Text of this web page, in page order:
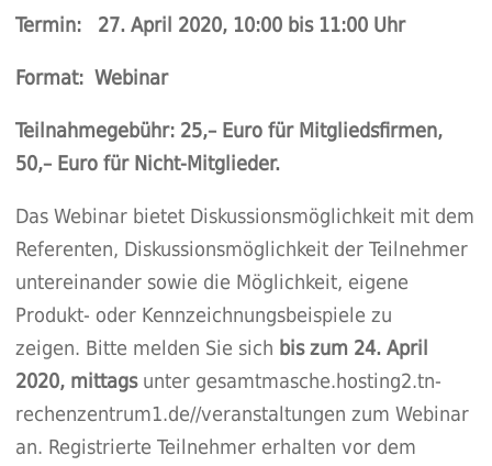
Termin: 27. April 2020, 10:00 bis 11:00 Uhr
Format: Webinar
Teilnahmegebühr: 25,– Euro für Mitgliedsfirmen,
50,– Euro für Nicht-Mitglieder.
Das Webinar bietet Diskussionsmöglichkeit mit dem
Referenten, Diskussionsmöglichkeit der Teilnehmer
untereinander sowie die Möglichkeit, eigene
Produkt- oder Kennzeichnungsbeispiele zu
zeigen. Bitte melden Sie sich bis zum 24. April
2020, mittagsunter gesamtmasche.hosting2.tn-
rechenzentrum1.de//veranstaltungen zum Webinar
an. Registrierte Teilnehmer erhalten vor dem